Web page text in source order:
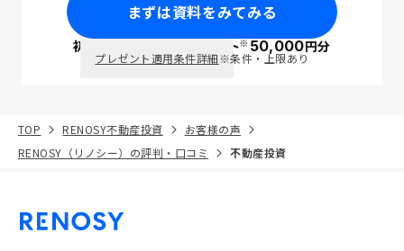
まずは資料をみてみる
初回面談で ポイント※50,000円分
プレゼント適用条件詳細※条件・上限あり
TOP RENOSY不動産投資
お客様の声
RENOSY（リノシー）の評判・口コミ
不動産投資